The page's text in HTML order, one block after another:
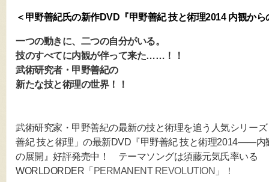
＜甲野善紀氏の新作DVD『甲野善紀 技と術理2014 内観か
一つの動きに、二つの自分がいる。
技のすべてに内観が伴って来た……！！
武術研究者・甲野善紀の
新たな技と術理の世界！！
武術研究家・甲野善紀の最新の技と術理を追う人気シリー
善紀 技と術理」の最新DVD『甲野善紀 技と術理2014――内
の展開』好評発売中！ テーマソングは須藤元気氏率いる
WORLDORDER 「PERMANENT REVOLUTION」！